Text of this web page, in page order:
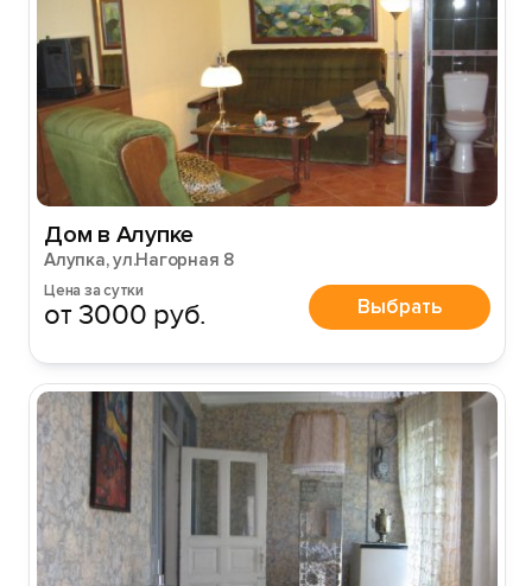
Дом в Алупке
Алупка, ул.Нагорная 8
Цена за сутки
от 3000 руб. Выбрать